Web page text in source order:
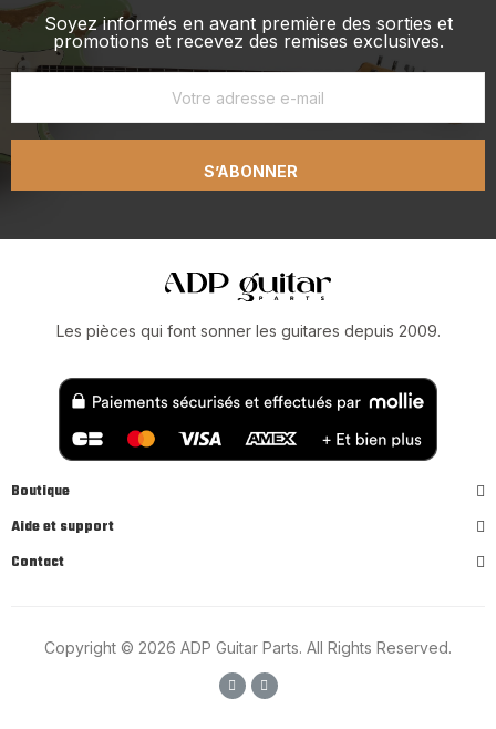
Soyez informés en avant première des sorties et
promotions et recevez des remises exclusives.
S’ABONNER
Les pièces qui font sonner les guitares depuis 2009.
Boutique
Aide et support
Contact
Copyright © 2026 ADP Guitar Parts. All Rights Reserved.